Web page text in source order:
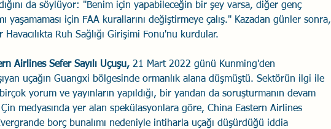
da söylüyor: "Benim için yapabileceğin bir şey varsa, diğer genç
yaşamaması için FAA kurallarını değiştirmeye çalış." Kazadan günler sonra,
Ruh Sağlığı Girişimi Fonu'nu kurdular.
Airlines Sefer Sayılı Uçuşu, 21 Mart 2022 günü Kunming'den
uçağın Guangxi bölgesinde ormanlık alana düşmüştü. Sektörün ilgi ile
yorum ve yayınların yapıldığı, bir yandan da soruşturmanın devam
medyasında yer alan spekülasyonlara göre, China Eastern Airlines
borç bunalımı nedeniyle intiharla uçağı düşürdüğü iddia